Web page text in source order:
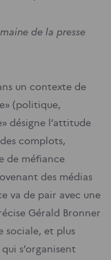
de la presse
un contexte de
(politique,
désigne l’attitude
complots,
de méfiance
des médias
va de pair avec une
Gérald Bronner
sociale, et plus
s’organisent